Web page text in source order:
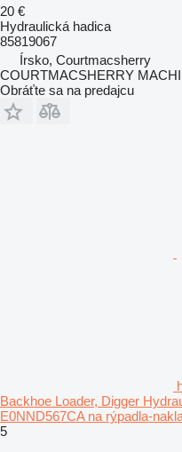
20 €
Hydraulická hadica
85819067
Írsko, Courtmacsherry
COURTMACSHERRY
Obráťte sa na predajcu
Backhoe Loader, Digger
E0NND567CA na rýpadla-
5